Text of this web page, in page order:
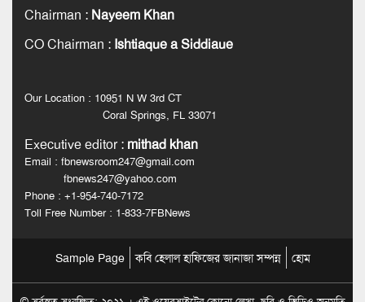
Chairman : Nayeem Khan
CO Chairman : Ishtiaque a Siddiaue
Our Location : 10951 N W 3rd CT
Coral Springs, FL 33071
Executive editor: mithad khan
Email : fbnewsroom247@gmail.com
fbnews247@yahoo.com
Phone : +1-954-740-7172
Toll Free Number : 1-833-7FBNews
Sample Page কবি হেলাল হাফিজের জানাজা সম্পন্ন হোম